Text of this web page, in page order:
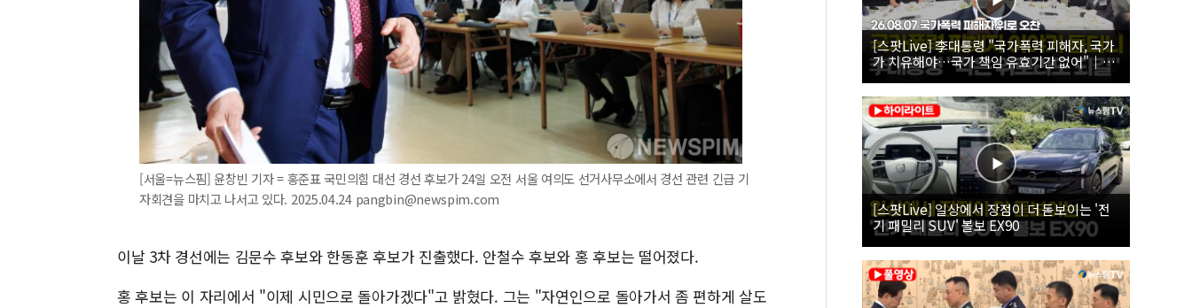
[서울=뉴스핌] 윤창빈 기자 = 홍준표 국민의힘 대선 경선 후보가 24일 오전 서울 여의도 선거사무소에서 경선 관련 긴급 기
자회견을 마치고 나서고 있다. 2025.04.24 pangbin@newspim.com
이날 3차 경선에는 김문수 후보와 한동훈 후보가 진출했다. 안철수 후보와 홍 후보는 떨어졌다.
홍 후보는 이 자리에서 "이제 시민으로 돌아가겠다"고 밝혔다. 그는 "자연인으로 돌아가서 좀 편하게 살도
[스팟Live] 李대통령 "국가폭력 피해자, 국가
가 치유해야…국가 책임 유효기간 없어"｜
26.08.07 국가폭력 피해자 위로 오찬
[스팟Live] 일상에서 장점이 더 돋보이는 '전
기 패밀리 SUV' 볼보 EX90